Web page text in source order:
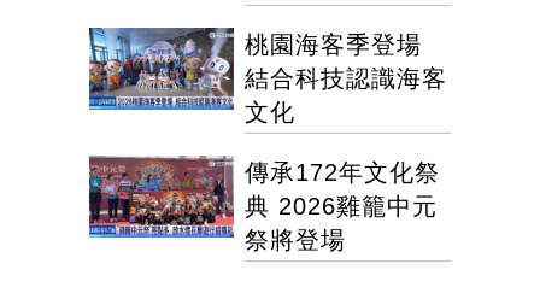
桃園海客季登場
結合科技認識海客
文化
傳承172年文化祭
典 2026雞籠中元
祭將登場